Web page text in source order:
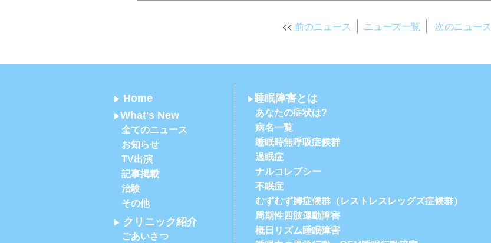
前のニュース ニュース一覧 次のニュース
Home
What's New
全てのニュース
お知らせ
TV出演
記事掲載
治験
その他
クリニック紹介
ごあいさつ
睡眠障害とは
あなたの症状は?
病名一覧
睡眠時無呼吸症候群
過眠症
ナルコレプシー
不眠症
むずむず脚症候群（レストレスレッグズ症候群）
周期性四肢運動障害
概日リズム睡眠障害